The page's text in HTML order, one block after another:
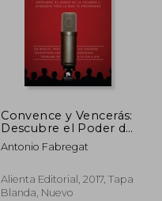
45%
Convence y Vencerás:
Descubre el Poder de
la Palabra y Consigue
Todo lo que te
Antonio Fabregat
Alienta Editorial, 2017, Tapa
Blanda, Nuevo